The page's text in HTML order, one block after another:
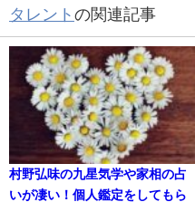
タレント の関連記事
村野弘味の九星気学や家相の占
いが凄い！個人鑑定をしてもら